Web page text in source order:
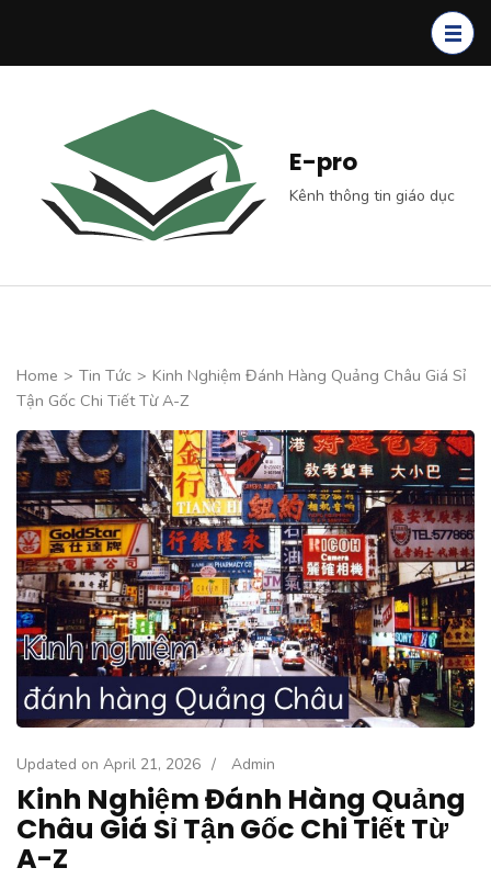
E-pro
Kênh thông tin giáo dục
Home > Tin Tức > Kinh Nghiệm Đánh Hàng Quảng Châu Giá Sỉ
Tận Gốc Chi Tiết Từ A-Z
Updated on April 21, 2026 / Admin
Kinh Nghiệm Đánh Hàng Quảng
Châu Giá Sỉ Tận Gốc Chi Tiết Từ
A-Z